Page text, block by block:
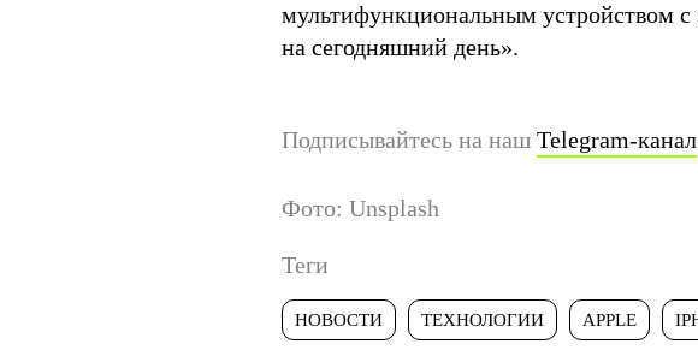
мультифункциональным
на сегодняшний день».
Подписывайтесь на наш Telegram-канал
Фото: Unsplash
Теги
НОВОСТИ ТЕХНОЛОГИИ APPLE